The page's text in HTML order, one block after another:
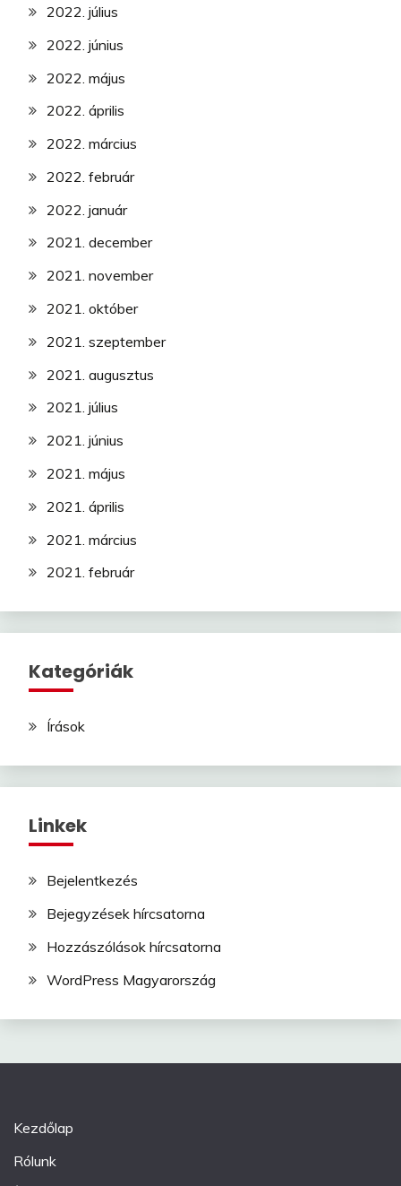
2022. július
2022. június
2022. május
2022. április
2022. március
2022. február
2022. január
2021. december
2021. november
2021. október
2021. szeptember
2021. augusztus
2021. július
2021. június
2021. május
2021. április
2021. március
2021. február
Kategóriák
Írások
Linkek
Bejelentkezés
Bejegyzések hírcsatorna
Hozzászólások hírcsatorna
WordPress Magyarország
Kezdőlap
Rólunk